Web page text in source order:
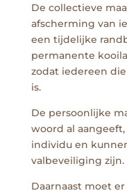
De collectieve
afscherming van
een tijdelijke
permanente
zodat iedereen
is.
De persoonlijke
woord al
individu en
valbeveiliging zijn.
Daarnaast moet